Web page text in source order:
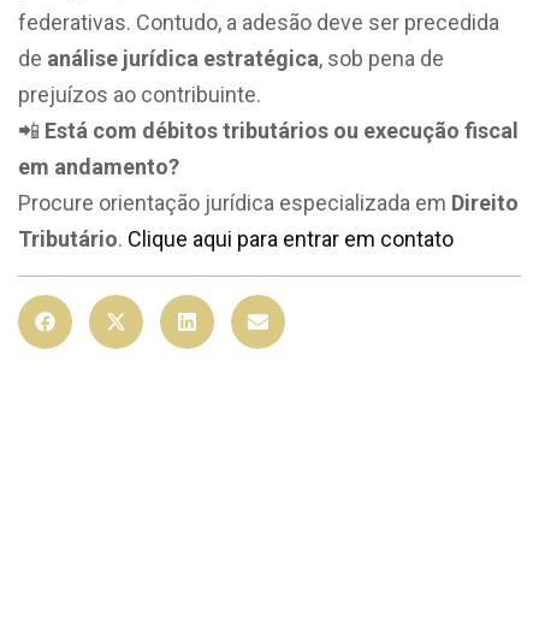
federativas. Contudo, a adesão deve ser precedida
de análise jurídica estratégica, sob pena de
prejuízos ao contribuinte.
📲 Está com débitos tributários ou execução fiscal
em andamento?
Procure orientação jurídica especializada em Direito
Tributário. Clique aqui para entrar em contato